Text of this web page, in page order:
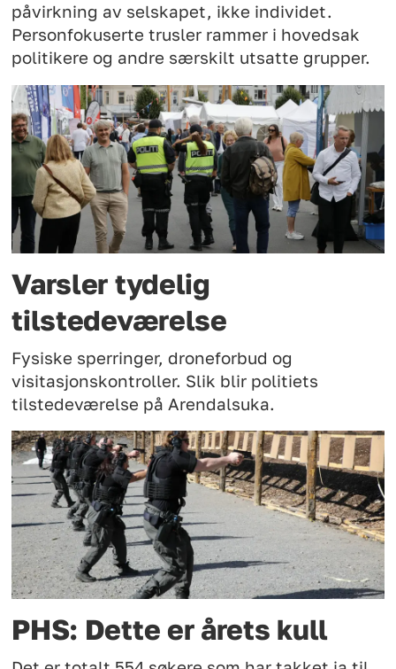
påvirkning av selskapet, ikke individet.
Personfokuserte trusler rammer i hovedsak
politikere og andre særskilt utsatte grupper.
Varsler tydelig
tilstedeværelse
Fysiske sperringer, droneforbud og
visitasjonskontroller. Slik blir politiets
tilstedeværelse på Arendalsuka.
PHS: Dette er årets kull